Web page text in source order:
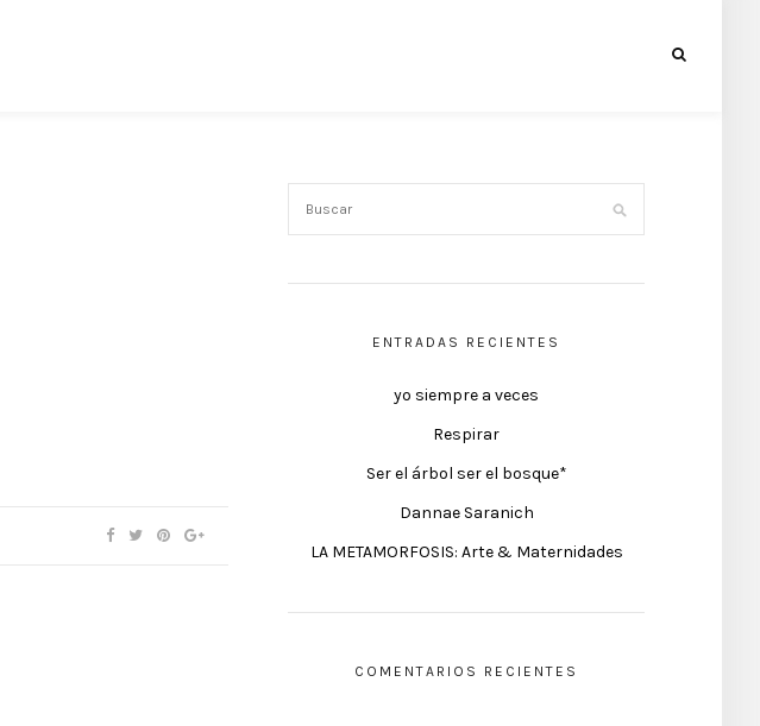
ENTRADAS RECIENTES
yo siempre a veces
Respirar
Ser el árbol ser el bosque*
Dannae Saranich
LA METAMORFOSIS: Arte & Maternidades
COMENTARIOS RECIENTES